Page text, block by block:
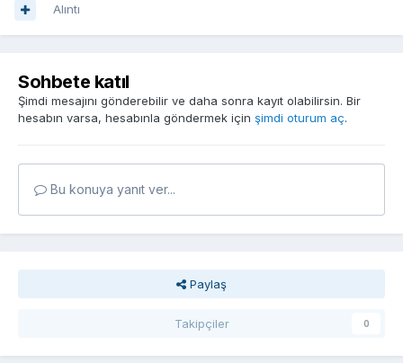
Alıntı
Sohbete katıl
Şimdi mesajını gönderebilir ve daha sonra kayıt olabilirsin. Bir
hesabın varsa, hesabınla göndermek için şimdi oturum aç.
Bu konuya yanıt ver...
Paylaş
Takipçiler 0